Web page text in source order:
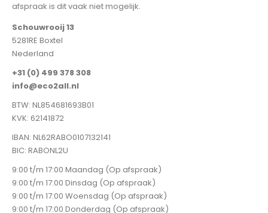
afspraak is dit vaak niet mogelijk.
Schouwrooij 13
5281RE Boxtel
Nederland
+31 (0) 499 378 308
info@eco2all.nl
BTW: NL854681693B01
KVK: 62141872
IBAN: NL62RABO0107132141
BIC: RABONL2U
9:00 t/m 17:00 Maandag (Op afspraak)
9:00 t/m 17:00 Dinsdag (Op afspraak)
9:00 t/m 17:00 Woensdag (Op afspraak)
9:00 t/m 17:00 Donderdag (Op afspraak)